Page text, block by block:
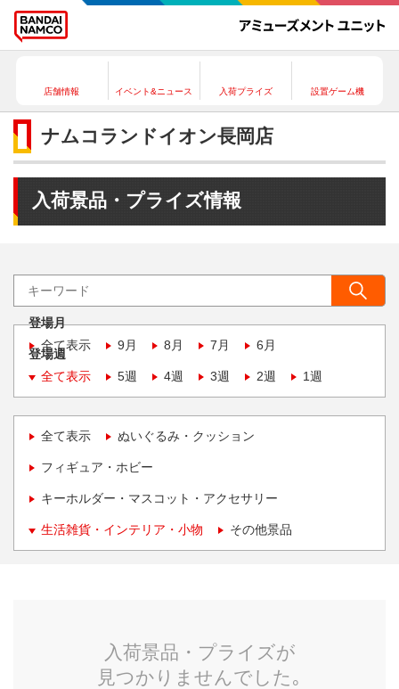
店舗情報 イベント&ニュース 入荷プライズ 設置ゲーム機
ナムコランドイオン長岡店
入荷景品・プライズ情報
登場月
全て表示
9月 8月 7月 6月
登場週
全て表示
5週 4週 3週 2週 1週
全て表示 ぬいぐるみ・クッション
フィギュア・ホビー
キーホルダー・マスコット・アクセサリー
生活雑貨・インテリア・小物 その他景品